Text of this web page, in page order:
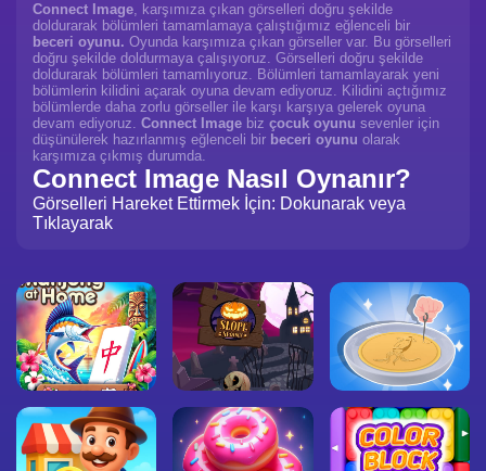
Connect Image, karşımıza çıkan görselleri doğru şekilde
doldurarak bölümleri tamamlamaya çalıştığımız eğlenceli bir
beceri oyunu. Oyunda karşımıza çıkan görseller var. Bu görselleri
doğru şekilde doldurmaya çalışıyoruz. Görselleri doğru şekilde
doldurarak bölümleri tamamlıyoruz. Bölümleri tamamlayarak yeni
bölümlerin kilidini açarak oyuna devam ediyoruz. Kilidini açtığımız
bölümlerde daha zorlu görseller ile karşı karşıya gelerek oyuna
devam ediyoruz. Connect Image biz çocuk oyunu sevenler için
düşünülerek hazırlanmış eğlenceli bir beceri oyunu olarak
karşımıza çıkmış durumda.
Connect Image Nasıl Oynanır?
Görselleri Hareket Ettirmek İçin: Dokunarak veya
Tıklayarak